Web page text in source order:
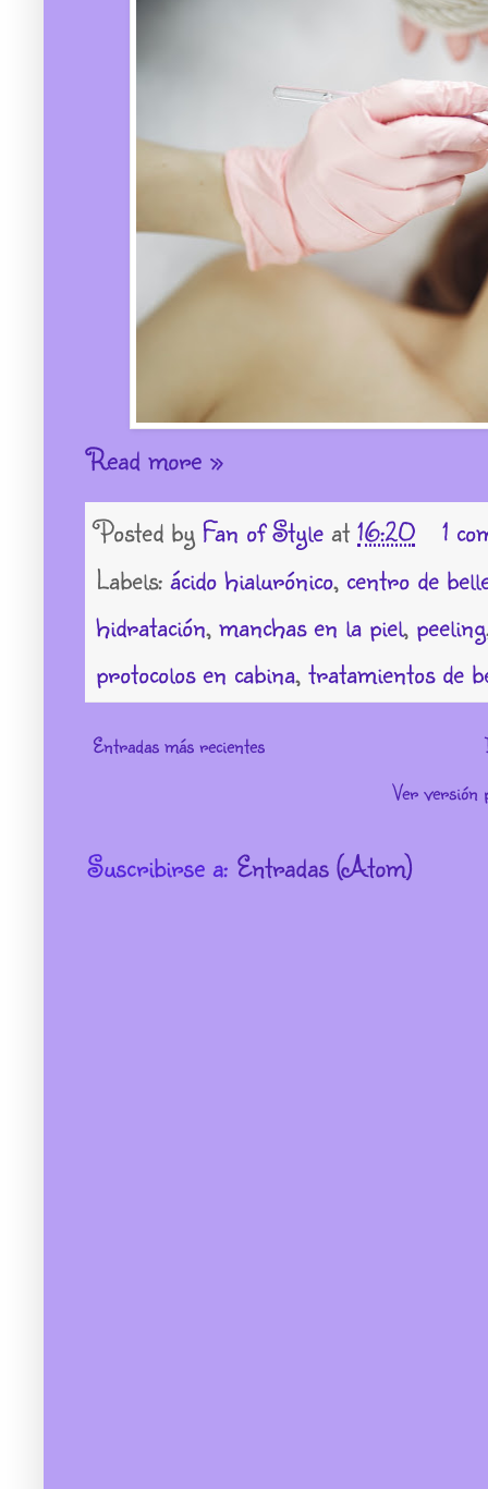
Read more »
Posted by Fan of Style at 16:20
1
Labels: ácido hialurónico, centro de
hidratación, manchas en la piel, peeling
protocolos en cabina, tratamientos de
Entradas más recientes
Ver versión
Suscribirse a: Entradas (Atom)